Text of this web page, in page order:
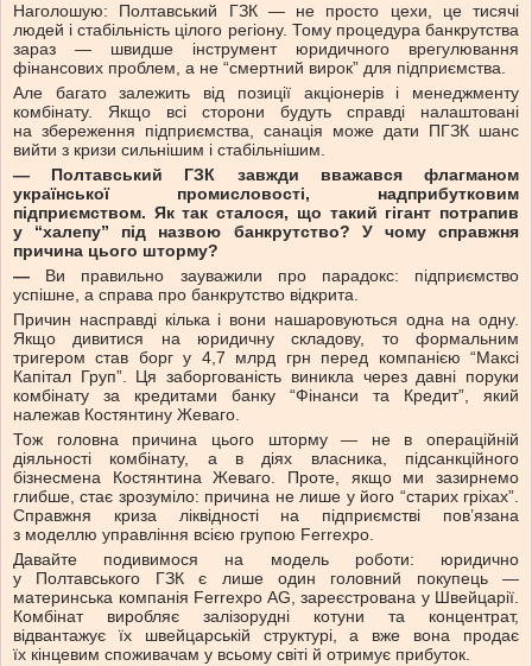
Наголошую: Полтавський ГЗК — не просто цехи, це тисячі
людей і стабільність цілого регіону. Тому процедура банкрутства
зараз — швидше інструмент юридичного врегулювання
фінансових проблем, а не “смертний вирок” для підприємства.
Але багато залежить від позиції акціонерів і менеджменту
комбінату. Якщо всі сторони будуть справді налаштовані
на збереження підприємства, санація може дати ПГЗК шанс
вийти з кризи сильнішим і стабільнішим.
— Полтавський ГЗК завжди вважався флагманом
української промисловості, надприбутковим
підприємством. Як так сталося, що такий гігант потрапив
у “халепу” під назвою банкрутство? У чому справжня
причина цього шторму?
— Ви правильно зауважили про парадокс: підприємство
успішне, а справа про банкрутство відкрита.
Причин насправді кілька і вони нашаровуються одна на одну.
Якщо дивитися на юридичну складову, то формальним
тригером став борг у 4,7 млрд грн перед компанією “Максі
Капітал Груп”. Ця заборгованість виникла через давні поруки
комбінату за кредитами банку “Фінанси та Кредит”, який
належав Костянтину Жеваго.
Тож головна причина цього шторму — не в операційній
діяльності комбінату, а в діях власника, підсанкційного
бізнесмена Костянтина Жеваго. Проте, якщо ми зазирнемо
глибше, стає зрозуміло: причина не лише у його “старих гріхах”.
Справжня криза ліквідності на підприємстві пов’язана
з моделлю управління всією групою Ferrexpo.
Давайте подивимося на модель роботи: юридично
у Полтавського ГЗК є лише один головний покупець —
материнська компанія Ferrexpo AG, зареєстрована у Швейцарії.
Комбінат виробляє залізорудні котуни та концентрат,
відвантажує їх швейцарській структурі, а вже вона продає
їх кінцевим споживачам у всьому світі й отримує прибуток.